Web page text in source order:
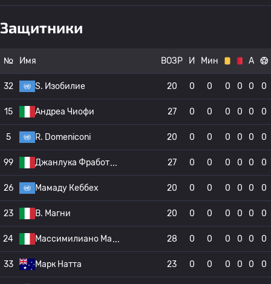
Защитники
№ Имя ВОЗР И Мин А
32 S. Изобилие 20 0 0 0 0 0 0
15 Андреа Чиофи 27 0 0 0 0 0 0
5 R. Domeniconi 20 0 0 0 0 0 0
99 Джанлука Фработ 27 0 0 0 0 0 0
26 Мамаду Кеббех 20 0 0 0 0 0 0
23 В. Магни 20 0 0 0 0 0 0
24 Массимилиано Ма 28 0 0 0 0 0 0
33 Марк Натта 23 0 0 0 0 0 0